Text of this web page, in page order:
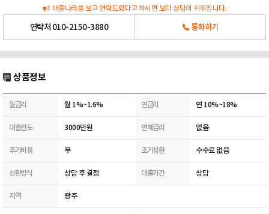
대출나라를 보고 연락드렸다고 하시면 보다 상담이 쉬워집니다.
연락처 010-2150-3880 통화하기
상품정보
월금리 월 1%~1.6% 연금리 연 10%~18%
대출한도 3000만원 연체금리 없음
추가비용 무 조기상환 수수료 없음
상환방식 상담 후 결정 대출기간 상담
지역 광주